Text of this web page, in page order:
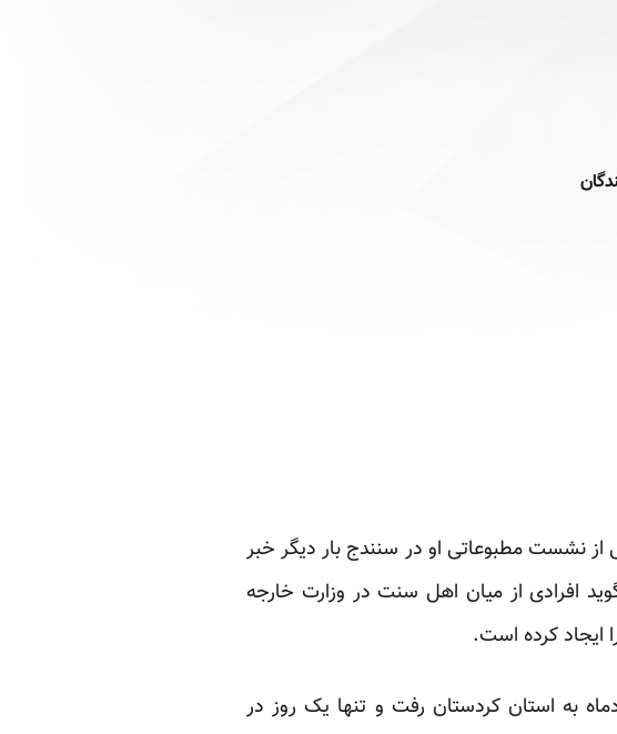
نشست مطبوعاتی او در سنندج بار دیگر خبر
افرادی از میان اهل سنت در وزارت خارجه
ایجاد کرده است.
اولین‌بار بعد از انتخابات خردادماه ۹۲، روز یکشنبه، ۴ مردادماه به استان کردستان رفت و تنها یک روز در